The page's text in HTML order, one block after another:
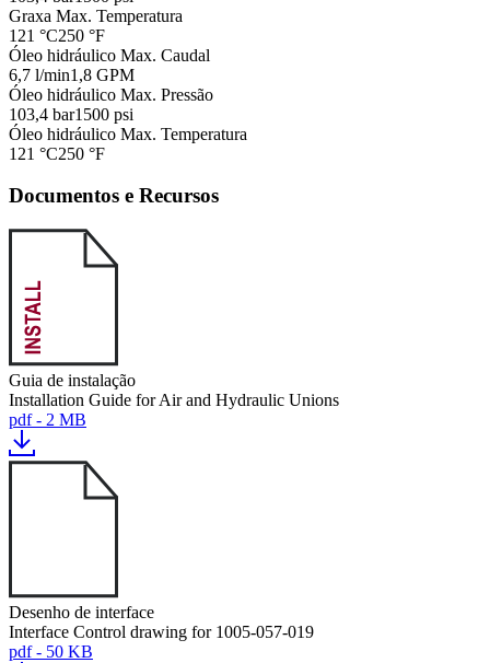
Graxa Max. Temperatura
121 °C250 °F
Óleo hidráulico Max. Caudal
6,7 l/min1,8 GPM
Óleo hidráulico Max. Pressão
103,4 bar1500 psi
Óleo hidráulico Max. Temperatura
121 °C250 °F
Documentos e Recursos
Guia de instalação
Installation Guide for Air and Hydraulic Unions
pdf - 2 MB
Desenho de interface
Interface Control drawing for 1005-057-019
pdf - 50 KB